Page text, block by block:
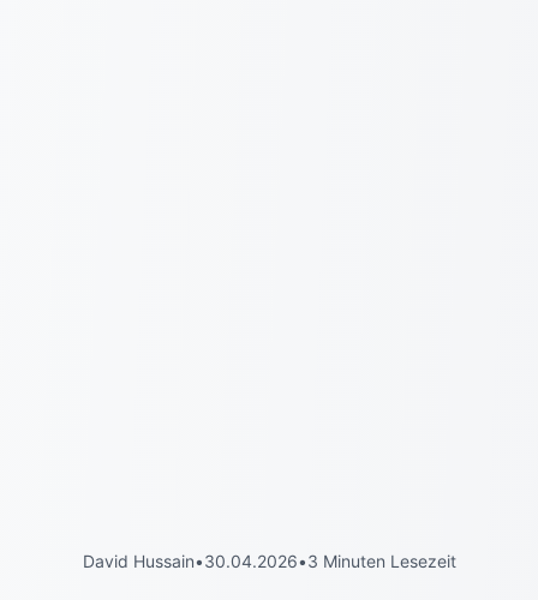
David Hussain•30.04.2026•3 Minuten Lesezeit